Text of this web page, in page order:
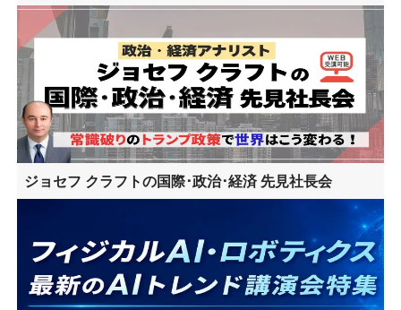
ジョセフ クラフトの国際･政治･経済 先見社長会